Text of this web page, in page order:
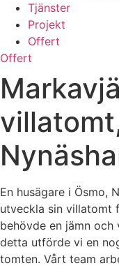
Tjänster
Projekt
Offert
Offert
En husägare i Ösmo,
utveckla sin villatomt
behövde en jämn
detta utförde vi en
tomten. Vårt team